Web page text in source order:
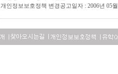
개인정보보호정책 변경공고일자 : 2006년 05